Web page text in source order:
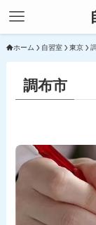
ホーム 自習室 東京
調布市